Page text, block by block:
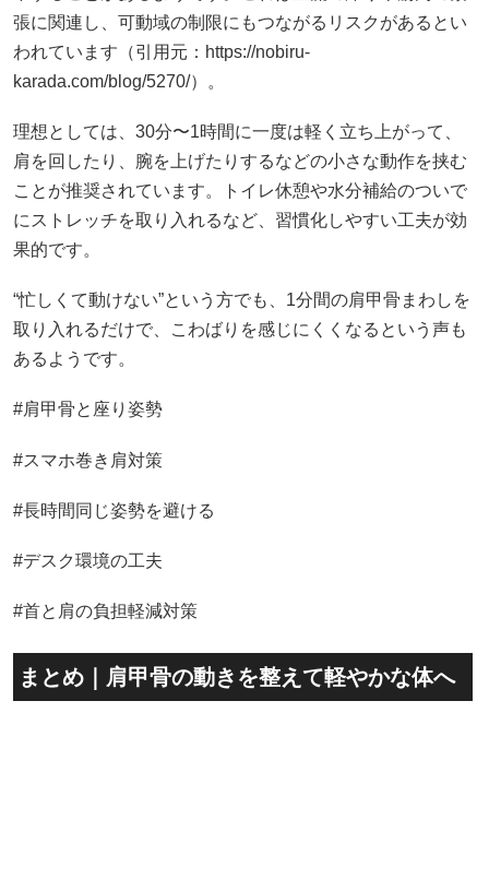
張に関連し、可動域の制限にもつながるリスクがあるとい
われています（引用元：https://nobiru-
karada.com/blog/5270/）。
理想としては、30分〜1時間に一度は軽く立ち上がって、
肩を回したり、腕を上げたりするなどの小さな動作を挟む
ことが推奨されています。トイレ休憩や水分補給のついで
にストレッチを取り入れるなど、習慣化しやすい工夫が効
果的です。
“忙しくて動けない”という方でも、1分間の肩甲骨まわしを
取り入れるだけで、こわばりを感じにくくなるという声も
あるようです。
#肩甲骨と座り姿勢
#スマホ巻き肩対策
#長時間同じ姿勢を避ける
#デスク環境の工夫
#首と肩の負担軽減対策
まとめ｜肩甲骨の動きを整えて軽やかな体へ